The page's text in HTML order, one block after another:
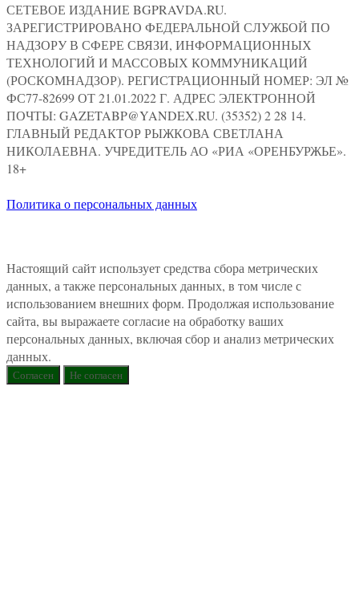
СЕТЕВОЕ ИЗДАНИЕ BGPRAVDA.RU.
ЗАРЕГИСТРИРОВАНО ФЕДЕРАЛЬНОЙ СЛУЖБОЙ ПО
НАДЗОРУ В СФЕРЕ СВЯЗИ, ИНФОРМАЦИОННЫХ
ТЕХНОЛОГИЙ И МАССОВЫХ КОММУНИКАЦИЙ
(РОСКОМНАДЗОР). РЕГИСТРАЦИОННЫЙ НОМЕР: ЭЛ №
ФС77-82699 ОТ 21.01.2022 Г. АДРЕС ЭЛЕКТРОННОЙ
ПОЧТЫ: GAZETABP@YANDEX.RU. (35352) 2 28 14.
ГЛАВНЫЙ РЕДАКТОР РЫЖКОВА СВЕТЛАНА
НИКОЛАЕВНА. УЧРЕДИТЕЛЬ АО «РИА «ОРЕНБУРЖЬЕ».
18+
Политика о персональных данных
Настоящий сайт использует средства сбора метрических
данных, а также персональных данных, в том числе с
использованием внешних форм. Продолжая использование
сайта, вы выражаете согласие на обработку ваших
персональных данных, включая сбор и анализ метрических
данных.
Согласен Не согласен